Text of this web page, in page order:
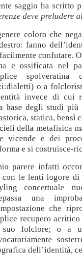
saggio ha scritto
deve preludere
coloro che
fanno
confutare.
e ossificata nel
o a
invece di cui
base degli studi più
statica, bensì
della metafisica
vicende e dei
e si costruisce-
parere infatti
con le lenti logore di
concettuale
una
che
recupero
folclore; o a
dell’identità,